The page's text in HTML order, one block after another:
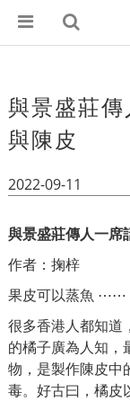
與景盛莊
與陳皮
2022-09-11
與景盛莊傳人一席
作者：掬梓
果皮可以蒸魚 ⋯⋯
很多香港人都知道
的橘子廣為人知，
物，是製作陳皮中
毒。好古曰，橘皮